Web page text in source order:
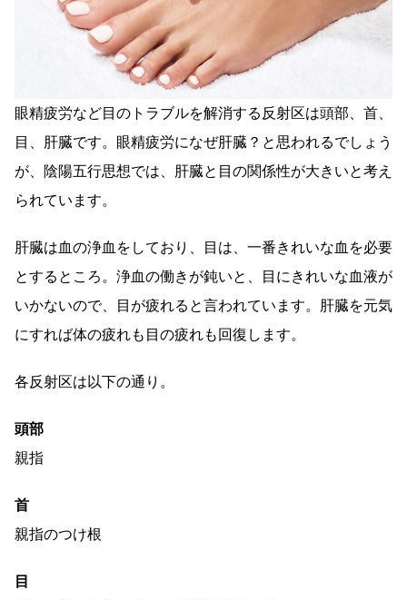
眼精疲労など目のトラブルを解消する反射区は頭部、首、
目、肝臓です。眼精疲労になぜ肝臓？と思われるでしょう
が、陰陽五行思想では、肝臓と目の関係性が大きいと考え
られています。
肝臓は血の浄血をしており、目は、一番きれいな血を必要
とするところ。浄血の働きが鈍いと、目にきれいな血液が
いかないので、目が疲れると言われています。肝臓を元気
にすれば体の疲れも目の疲れも回復します。
各反射区は以下の通り。
頭部
親指
首
親指のつけ根
目